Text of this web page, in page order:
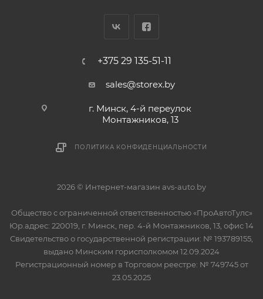
+375 29 135-51-11
sales@storex.by
г. Минск, 4-й переулок
Монтажников, 13
ПОЛИТИКА КОНФИДЕНЦИАЛЬНОСТИ
2026 © Интернет-магазин avs-auto.by
Общество с ограниченной ответственностью «ПроАвтоТулс»
Юр.адрес: 220019, г. Минск, пер. 4-й Монтажников, 13, офис 14
Свидетельство о государственной регистрации: № 193789155,
выдано Минским горисполкомом 12.09.2024
Регистрационный номер в Торговом реестре: № 749745 от
23.05.2025